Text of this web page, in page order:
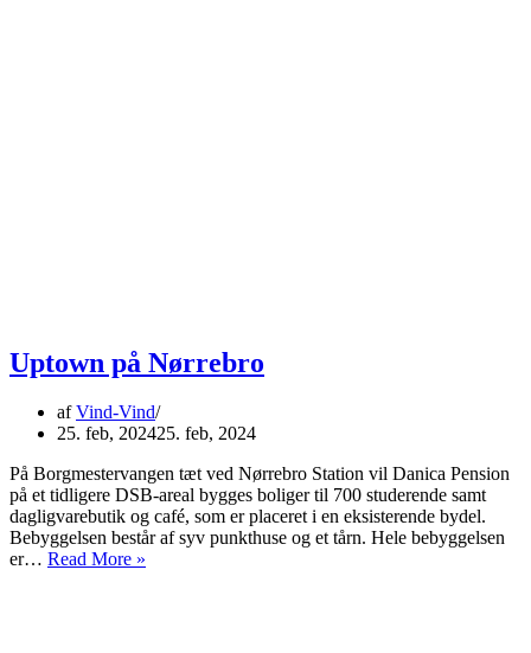
Uptown på Nørrebro
afVind-Vind
25. feb, 202425. feb, 2024
På Borgmestervangen tæt ved Nørrebro Station vil Danica Pension
på et tidligere DSB-areal bygges boliger til 700 studerende samt
dagligvarebutik og café, som er placeret i en eksisterende bydel.
Bebyggelsen består af syv punkthuse og et tårn. Hele bebyggelsen
er… Read More »